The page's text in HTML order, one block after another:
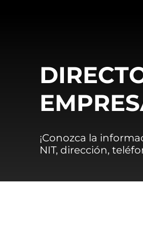
¡Conozca la
NIT, dirección,